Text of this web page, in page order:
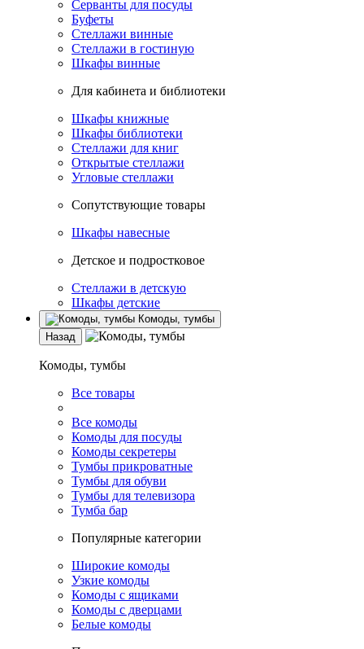
Серванты для посуды
Буфеты
Стеллажи винные
Стеллажи в гостиную
Шкафы винные
Для кабинета и библиотеки
Шкафы книжные
Шкафы библиотеки
Стеллажи для книг
Открытые стеллажи
Угловые стеллажи
Сопутствующие товары
Шкафы навесные
Детское и подростковое
Стеллажи в детскую
Шкафы детские
Комоды, тумбы
Назад
Комоды, тумбы
Все товары
Все комоды
Комоды для посуды
Комоды секретеры
Тумбы прикроватные
Тумбы для обуви
Тумбы для телевизора
Тумба бар
Популярные категории
Широкие комоды
Узкие комоды
Комоды с ящиками
Комоды с дверцами
Белые комоды